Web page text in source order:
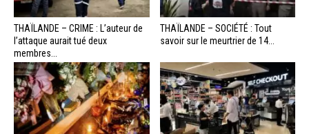
THAÏLANDE – CRIME : L’auteur de
l’attaque aurait tué deux
membres...
THAÏLANDE – SOCIÉTÉ : Tout
savoir sur le meurtrier de 14...